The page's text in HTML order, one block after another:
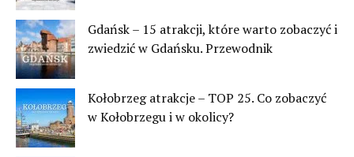
Gdańsk – 15 atrakcji, które warto zobaczyć i
zwiedzić w Gdańsku. Przewodnik
Kołobrzeg atrakcje – TOP 25. Co zobaczyć
w Kołobrzegu i w okolicy?